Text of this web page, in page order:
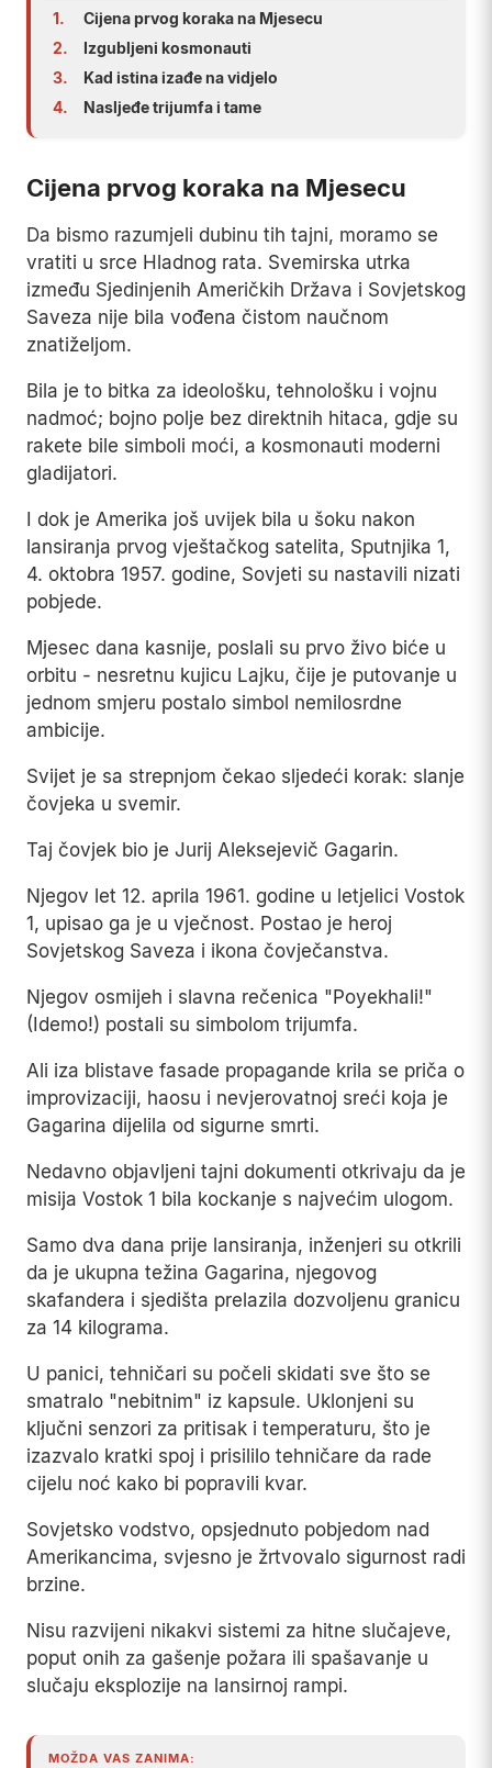
1.
Cijena prvog koraka na Mjesecu
2.
Izgubljeni kosmonauti
3.
Kad istina izađe na vidjelo
4.
Nasljeđe trijumfa i tame
Cijena prvog koraka na Mjesecu
Da bismo razumjeli dubinu tih tajni, moramo se
vratiti u srce Hladnog rata. Svemirska utrka
između Sjedinjenih Američkih Država i Sovjetskog
Saveza nije bila vođena čistom naučnom
znatiželjom.
Bila je to bitka za ideološku, tehnološku i vojnu
nadmoć; bojno polje bez direktnih hitaca, gdje su
rakete bile simboli moći, a kosmonauti moderni
gladijatori.
I dok je Amerika još uvijek bila u šoku nakon
lansiranja prvog vještačkog satelita, Sputnjika 1,
4. oktobra 1957. godine, Sovjeti su nastavili nizati
pobjede.
Mjesec dana kasnije, poslali su prvo živo biće u
orbitu - nesretnu kujicu Lajku, čije je putovanje u
jednom smjeru postalo simbol nemilosrdne
ambicije.
Svijet je sa strepnjom čekao sljedeći korak: slanje
čovjeka u svemir.
Taj čovjek bio je Jurij Aleksejevič Gagarin.
Njegov let 12. aprila 1961. godine u letjelici Vostok
1, upisao ga je u vječnost. Postao je heroj
Sovjetskog Saveza i ikona čovječanstva.
Njegov osmijeh i slavna rečenica "Poyekhali!"
(Idemo!) postali su simbolom trijumfa.
Ali iza blistave fasade propagande krila se priča o
improvizaciji, haosu i nevjerovatnoj sreći koja je
Gagarina dijelila od sigurne smrti.
Nedavno objavljeni tajni dokumenti otkrivaju da je
misija Vostok 1 bila kockanje s najvećim ulogom.
Samo dva dana prije lansiranja, inženjeri su otkrili
da je ukupna težina Gagarina, njegovog
skafandera i sjedišta prelazila dozvoljenu granicu
za 14 kilograma.
U panici, tehničari su počeli skidati sve što se
smatralo "nebitnim" iz kapsule. Uklonjeni su
ključni senzori za pritisak i temperaturu, što je
izazvalo kratki spoj i prisililo tehničare da rade
cijelu noć kako bi popravili kvar.
Sovjetsko vodstvo, opsjednuto pobjedom nad
Amerikancima, svjesno je žrtvovalo sigurnost radi
brzine.
Nisu razvijeni nikakvi sistemi za hitne slučajeve,
poput onih za gašenje požara ili spašavanje u
slučaju eksplozije na lansirnoj rampi.
MOŽDA VAS ZANIMA: